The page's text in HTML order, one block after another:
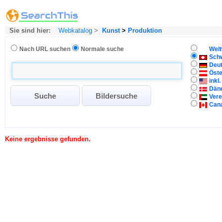
Sie sind hier: Webkatalog > Kunst> Produktion
Nach URL suchen Normale suche
inkl.
Keine ergebnisse gefunden.